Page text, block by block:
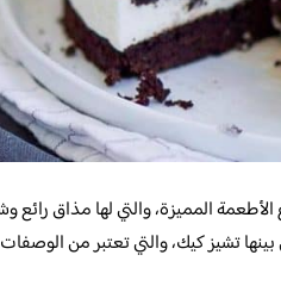
المميزة، والتي لها مذاق رائع
تشيز كيك، والتي تعتبر من الوصفات